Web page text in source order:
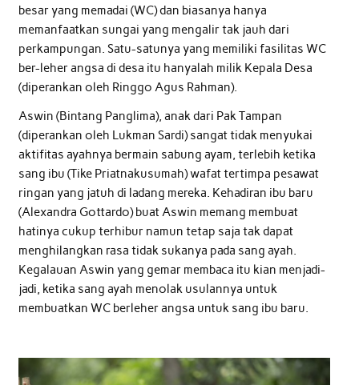
besar yang memadai (WC) dan biasanya hanya
memanfaatkan sungai yang mengalir tak jauh dari
perkampungan. Satu-satunya yang memiliki fasilitas WC
ber-leher angsa di desa itu hanyalah milik Kepala Desa
(diperankan oleh Ringgo Agus Rahman).
Aswin (Bintang Panglima), anak dari Pak Tampan
(diperankan oleh Lukman Sardi) sangat tidak menyukai
aktifitas ayahnya bermain sabung ayam, terlebih ketika
sang ibu (Tike Priatnakusumah) wafat tertimpa pesawat
ringan yang jatuh di ladang mereka. Kehadiran ibu baru
(Alexandra Gottardo) buat Aswin memang membuat
hatinya cukup terhibur namun tetap saja tak dapat
menghilangkan rasa tidak sukanya pada sang ayah.
Kegalauan Aswin yang gemar membaca itu kian menjadi-
jadi, ketika sang ayah menolak usulannya untuk
membuatkan WC berleher angsa untuk sang ibu baru.